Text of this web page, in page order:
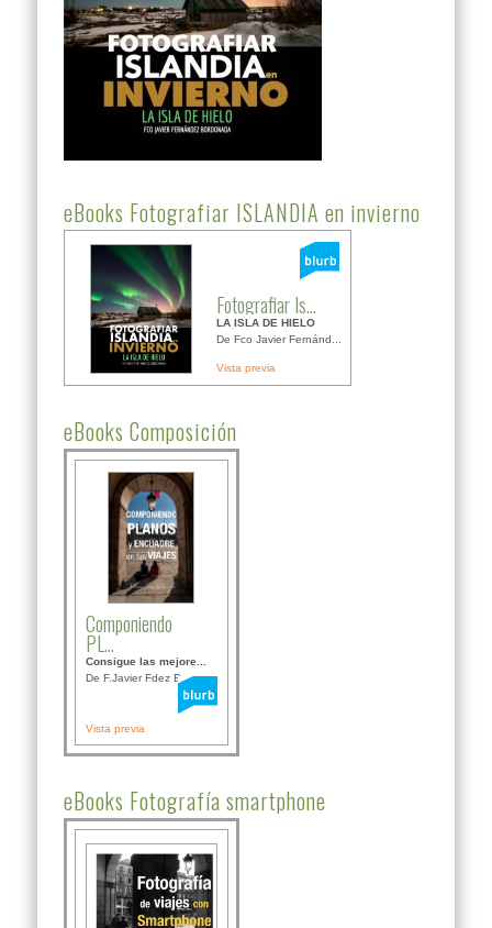
eBooks Fotografiar ISLANDIA en invierno
Fotografiar Is...
LA ISLA DE HIELO
De Fco Javier Fernánd...
Vista previa
eBooks Composición
Componiendo
PL...
Consigue las mejore...
De F.Javier Fdez Bor...
Vista previa
eBooks Fotografía smartphone